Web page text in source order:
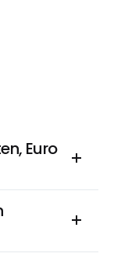
Euro